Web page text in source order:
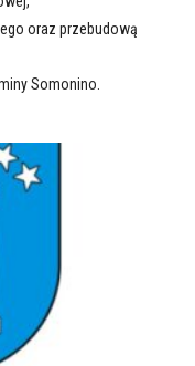
oraz przebudową
Somonino.